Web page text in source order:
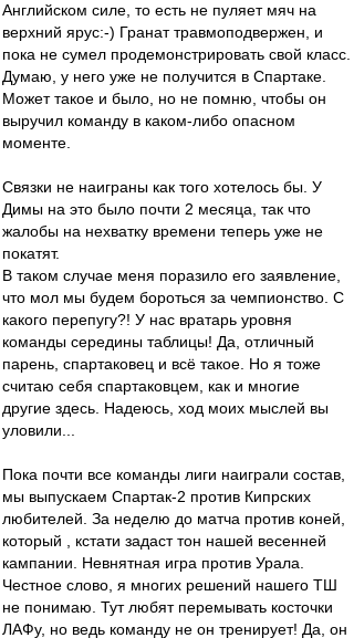
Английском силе, то есть не пуляет мяч на
верхний ярус:-) Гранат травмоподвержен, и
пока не сумел продемонстрировать свой класс.
Думаю, у него уже не получится в Спартаке.
Может такое и было, но не помню, чтобы он
выручил команду в каком-либо опасном
моменте.
Связки не наиграны как того хотелось бы. У
Димы на это было почти 2 месяца, так что
жалобы на нехватку времени теперь уже не
покатят.
В таком случае меня поразило его заявление,
что мол мы будем бороться за чемпионство. С
какого перепугу?! У нас вратарь уровня
команды середины таблицы! Да, отличный
парень, спартаковец и всё такое. Но я тоже
считаю себя спартаковцем, как и многие
другие здесь. Надеюсь, ход моих мыслей вы
уловили...
Пока почти все команды лиги наиграли состав,
мы выпускаем Спартак-2 против Кипрских
любителей. За неделю до матча против коней,
который , кстати задаст тон нашей весенней
кампании. Невнятная игра против Урала.
Честное слово, я многих решений нашего ТШ
не понимаю. Тут любят перемывать косточки
ЛАФу, но ведь команду не он тренирует! Да, он